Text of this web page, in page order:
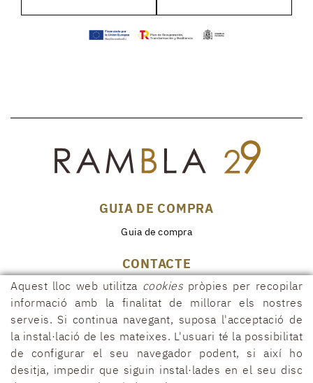
GUIA DE COMPRA
Guia de compra
CONTACTE
Rambla, 29
17600 FIGUERES (Girona)
972 50 00 07
690 91 26 40
rambla29@rambla29.com
Aquest lloc web utilitza cookies pròpies per recopilar
informació amb la finalitat de millorar els nostres
serveis. Si continua navegant, suposa l'acceptació de
la instal·lació de les mateixes. L'usuari té la possibilitat
de configurar el seu navegador podent, si així ho
desitja, impedir que siguin instal·lades en el seu disc